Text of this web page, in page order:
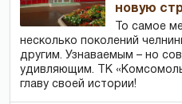
новую
То самое
несколько поколений
другим. Узнаваемым – но
удивляющим. ТК
главу своей истории!